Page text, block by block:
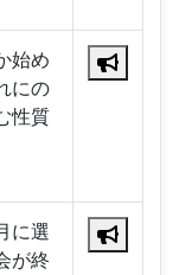
始め
にの
性質
に選
が終